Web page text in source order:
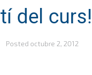
del curs!
Posted octubre 2, 2012